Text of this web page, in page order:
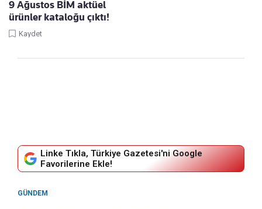
9 Ağustos BİM aktüel
ürünler kataloğu çıktı!
Kaydet
Linke Tıkla, Türkiye Gazetesi'ni Google
Favorilerine Ekle!
GÜNDEM